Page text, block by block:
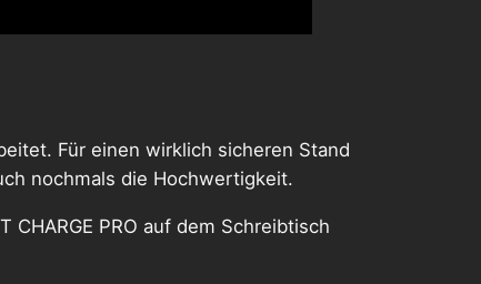
Für einen wirklich sicheren Stand
nochmals die Hochwertigkeit.
PRO auf dem Schreibtisch